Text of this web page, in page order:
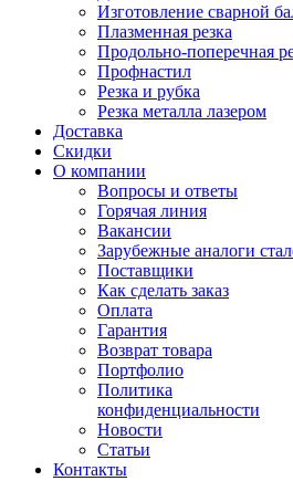
Изготовление сварной
Плазменная резка
Продольно-поперечная
Профнастил
Резка и рубка
Резка металла лазером
Доставка
Скидки
О компании
Вопросы и ответы
Горячая линия
Вакансии
Зарубежные аналоги
Поставщики
Как сделать заказ
Оплата
Гарантия
Возврат товара
Портфолио
Политика
конфиденциальности
Новости
Статьи
Контакты